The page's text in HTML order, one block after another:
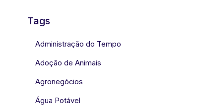
Tags
Administração do Tempo
Adoção de Animais
Agronegócios
Água Potável